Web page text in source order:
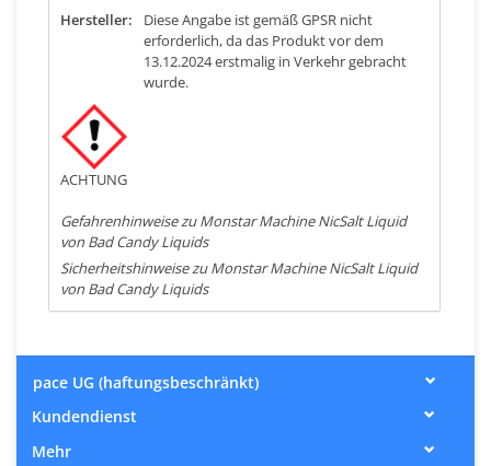
Hersteller:
Diese Angabe ist gemäß GPSR nicht
erforderlich, da das Produkt vor dem
13.12.2024 erstmalig in Verkehr gebracht
wurde.
ACHTUNG
Gefahrenhinweise zu Monstar Machine NicSalt Liquid
von Bad Candy Liquids
Sicherheitshinweise zu Monstar Machine NicSalt Liquid
von Bad Candy Liquids
pace UG (haftungsbeschränkt)
Kundendienst
Mehr